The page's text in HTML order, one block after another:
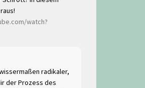
watch?
radikaler,
der Prozess des